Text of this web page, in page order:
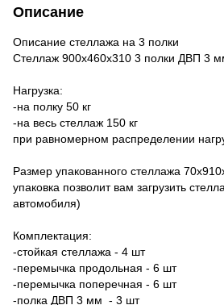
Описание
Описание стеллажа на 3 полки
Стеллаж 900х460х310 3 полки ДВП 3
Нагрузка:
-на полку 50 кг
-на весь стеллаж 150 кг
при равномерном распределении
Размер упакованного стеллажа
упаковка позволит вам загрузить
автомобиля)
Комплектация:
-стойкая стеллажа - 4 шт
-перемычка продольная - 6 шт
-перемычка поперечная - 6 шт
-полка ДВП 3 мм - 3 шт